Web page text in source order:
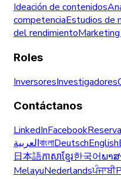
Ideación de contenidos
competenciaEstudios de
del rendimiento
Roles
InversoresInvestigadores
Contáctanos
LinkedInFacebook
العربيةবাংলাDeutschEnglish
日本語ភាសាខ្មែរ한국어ພາ
MelayuNederlandsਪੰਜਾਬੀ